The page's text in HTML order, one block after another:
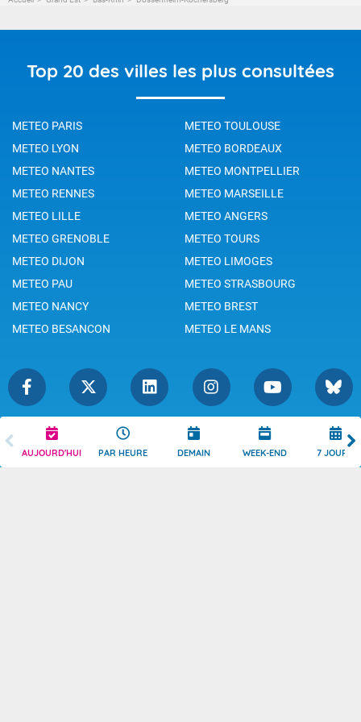
AUJOURD'HUI PAR HEURE DEMAIN WEEK-END 7 JOURS
Top 20 des villes les plus consultées
METEO PARIS
METEO TOULOUSE
METEO LYON
METEO BORDEAUX
METEO NANTES
METEO MONTPELLIER
METEO RENNES
METEO MARSEILLE
METEO LILLE
METEO ANGERS
METEO GRENOBLE
METEO TOURS
METEO DIJON
METEO LIMOGES
METEO PAU
METEO STRASBOURG
METEO NANCY
METEO BREST
METEO BESANCON
METEO LE MANS